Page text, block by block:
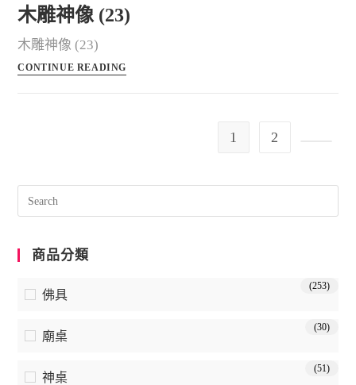
木雕神像 (23)
木雕神像 (23)
CONTINUE READING
1 2
商品分類
佛具
(253)
廟桌
(30)
神桌
(51)